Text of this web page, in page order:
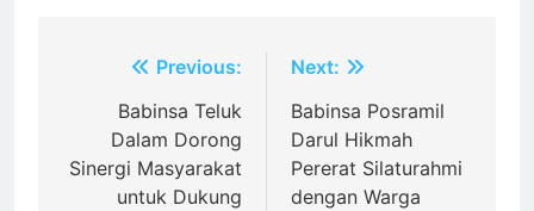
NavigasiPrevious:
Babinsa Teluk
Dalam Dorong
Sinergi Masyarakat
untuk Dukung
Next:
Babinsa Posramil
Darul Hikmah
Pererat Silaturahmi
dengan Warga